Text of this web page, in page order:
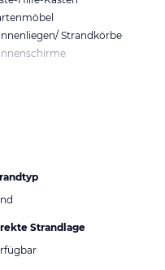
Strandkörbe
Strandlage